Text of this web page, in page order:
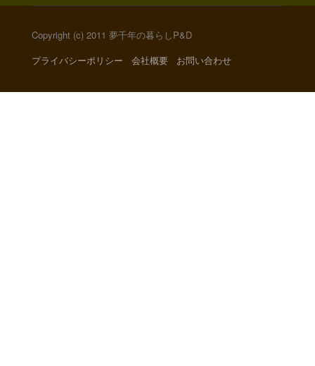
Copyright (c) 2011 夢千年の暮らしP&D
プライバシーポリシー
会社概要 お問い合わせ